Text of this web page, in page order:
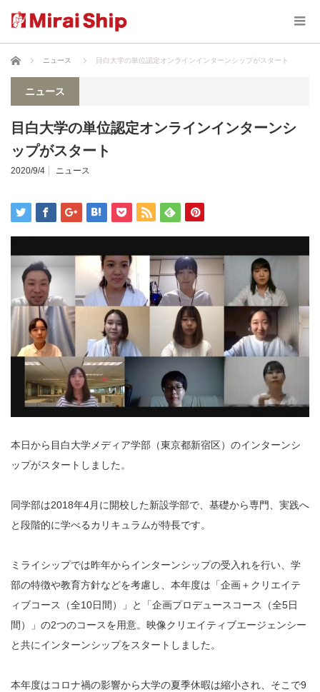
ホーム ニュース 目白大学の単位認定オンラインインターンシップがスタート
ニュース
目白大学の単位認定オンラインインターンシ
ップがスタート
2020/9/4 ニュース
本日から目白大学メディア学部（東京都新宿区）のインターンシ
ップがスタートしました。
同学部は2018年4月に開校した新設学部で、基礎から専門、実践へ
と段階的に学べるカリキュラムが特長です。
ミライシップでは昨年からインターンシップの受入れを行い、学
部の特徴や教育方針などを考慮し、本年度は「企画＋クリエイテ
ィブコース（全10日間）」と「企画プロデュースコース（全5日
間）」の2つのコースを用意。映像クリエイティブエージェンシー
と共にインターンシップをスタートしました。
本年度はコロナ禍の影響から大学の夏季休暇は縮小され、そこで9